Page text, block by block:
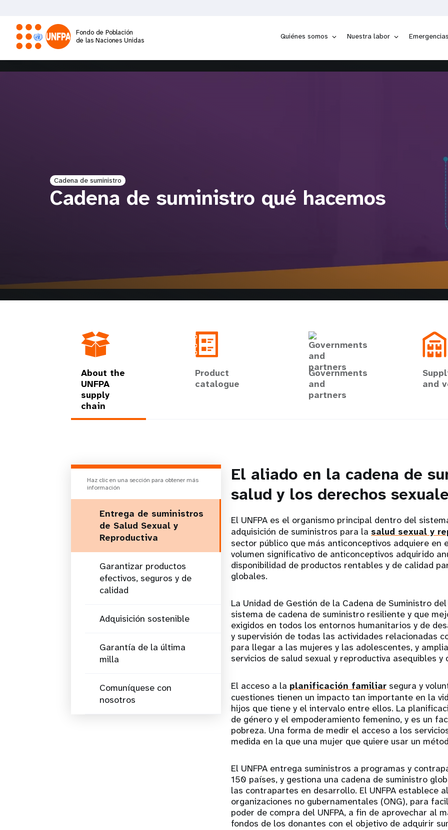
contenido
principal
Fondo de Población
de las Naciones Unidas
Quiénes somos Nuestra labor Emergencias
M
a
Cadena de suministro
Cadena de suministro qué hacemos
About the
UNFPA
supply
chain
Product
catalogue
Governments
and
partners
and
Haz clic en una sección para obtener más
información
Entrega de suministros
de Salud Sexual y
Reproductiva
Garantizar productos
efectivos, seguros y de
calidad
Adquisición sostenible
Garantía de la última
milla
Comuníquese con
nosotros
El aliado en la cadena de
salud y los derechos
El UNFPA es el organismo principal dentro del
adquisición de suministros para la salud sexual y
sector público que más anticonceptivos adquiere en
volumen significativo de anticonceptivos adquirido
disponibilidad de productos rentables y de calidad
globales.
La Unidad de Gestión de la Cadena de Suministro
sistema de cadena de suministro resiliente y que
exigidos en todos los entornos humanitarios y de
y supervisión de todas las actividades relacionadas
para llegar a las mujeres y las adolescentes, y
servicios de salud sexual y reproductiva asequibles y
El acceso a la planificación familiar segura y
cuestiones tienen un impacto tan importante en la
hijos que tiene y el intervalo entre ellos. La
de género y el empoderamiento femenino, y es un
pobreza. Una forma de medir el acceso a los
medida en la que una mujer que quiere usar un
El UNFPA entrega suministros a programas y
150 países, y gestiona una cadena de suministro
las contrapartes en desarrollo. El UNFPA establece
organizaciones no gubernamentales (ONG), para
poder de compra del UNFPA, a fin de aprovechar al
fondos de los donantes con el objetivo de adquirir